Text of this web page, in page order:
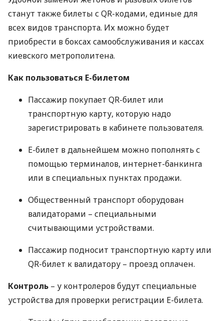
станут также билеты с QR-кодами, единые для
всех видов транспорта. Их можно будет
приобрести в боксах самообслуживания и кассах
киевского метрополитена.
Как пользоваться Е-билетом
Пассажир покупает QR-билет или
транспортную карту, которую надо
зарегистрировать в кабинете пользователя.
Е-билет в дальнейшем можно пополнять с
помощью терминалов, интернет-банкинга
или в специальных пунктах продажи.
Общественный транспорт оборудован
валидаторами – специальными
считывающими устройствами.
Пассажир подносит транспортную карту или
QR-билет к валидатору – проезд оплачен.
Контроль – у контролеров будут специальные
устройства для проверки регистрации Е-билета.